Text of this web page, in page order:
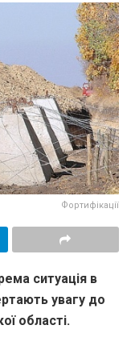
Фортифікації
ситуація в
увагу до
області.